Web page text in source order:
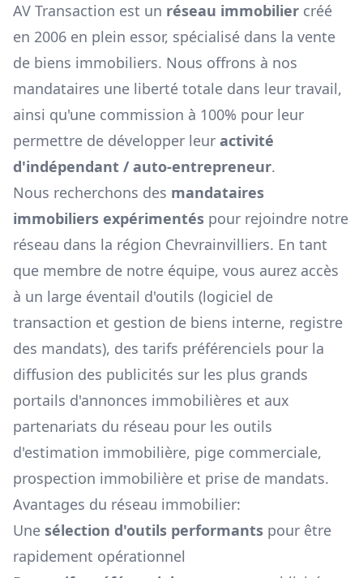
AV Transaction est un réseau immobilier créé
en 2006 en plein essor, spécialisé dans la vente
de biens immobiliers. Nous offrons à nos
mandataires une liberté totale dans leur travail,
ainsi qu'une commission à 100% pour leur
permettre de développer leur activité
d'indépendant / auto-entrepreneur.
Nous recherchons des mandataires
immobiliers expérimentés pour rejoindre notre
réseau dans la région Chevrainvilliers. En tant
que membre de notre équipe, vous aurez accès
à un large éventail d'outils (logiciel de
transaction et gestion de biens interne, registre
des mandats), des tarifs préférenciels pour la
diffusion des publicités sur les plus grands
portails d'annonces immobilières et aux
partenariats du réseau pour les outils
d'estimation immobilière, pige commerciale,
prospection immobilière et prise de mandats.
Avantages du réseau immobilier:
Une sélection d'outils performants pour être
rapidement opérationnel